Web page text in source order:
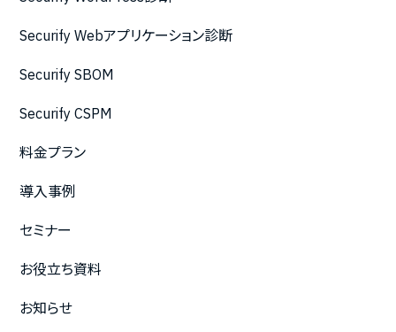
Securify Webアプリケーション診断
Securify SBOM
Securify CSPM
料金プラン
導入事例
セミナー
お役立ち資料
お知らせ